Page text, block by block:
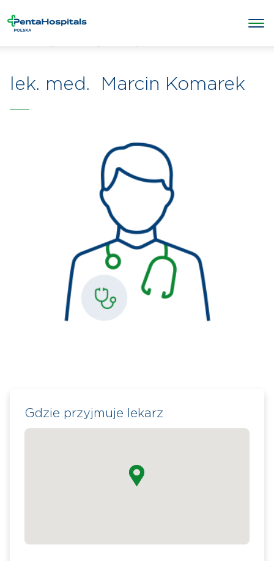
lek. med. Marcin Komarek
Gdzie przyjmuje lekarz